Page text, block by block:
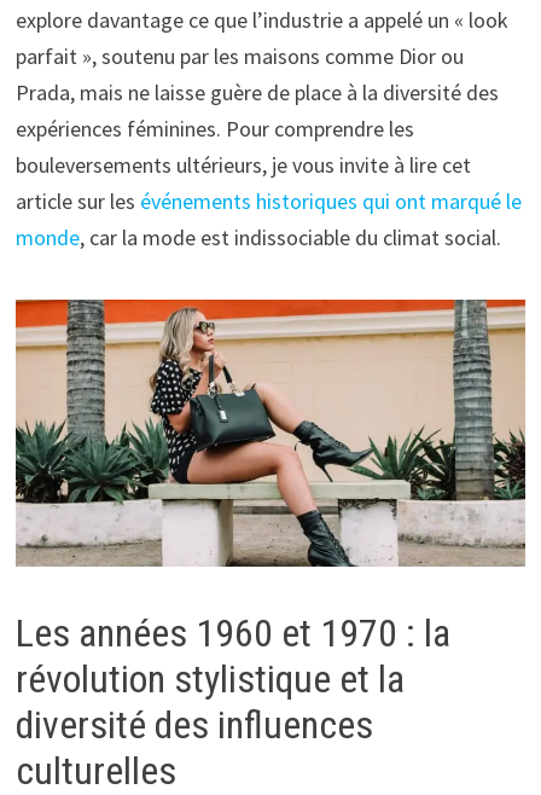
explore davantage ce que l’industrie a appelé un « look
parfait », soutenu par les maisons comme Dior ou
Prada, mais ne laisse guère de place à la diversité des
expériences féminines. Pour comprendre les
bouleversements ultérieurs, je vous invite à lire cet
article sur les événements historiques qui ont marqué le
monde, car la mode est indissociable du climat social.
Les années 1960 et 1970 : la
révolution stylistique et la
diversité des influences
culturelles